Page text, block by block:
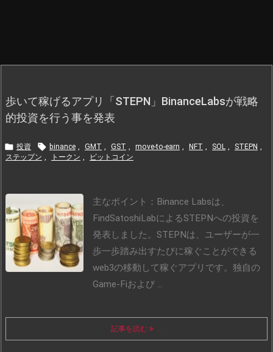
歩いて稼げるアプリ「STEPN」BinanceLabsが戦略
的投資を行う事を発表
 投資  binance , GMT , GST , move-to-earn , NFT , SOL , STEPN ,
ステップン , トークン , ビットコイン
主なポイント：Binance Labsは、
FindSatoshiLabによるSTEPNへの投資を
発表しました。 STEPNは、ユーザーが一
歩一歩踏み出すたびに稼ぐことができる
web3の移動して稼ぐアプリです。独自の
Game-Fiおよび ...
記事を読む ...